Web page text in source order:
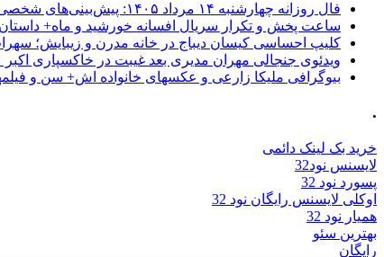
فال روزانه چهارشنبه ۱۴ مرداد ۱۴۰۵: پیش‌بینی‌های شخصی برای امروز
ساعت پخش و تکرار سریال افسانه خورشید و ماه+ داستان
کلیپ احساسی کیسان دیباج در خانه مدرن و زیبایش؛
ویدئوی جنجالی مهران مدیری بعد غیبت در خاکسپاری
بیوگرافی ملیکا زارعی و عکسهای خانواده اش+ سن و
.
خرید بک لینک دائمی
لایسنس نود32
پسورد نود 32
اوکلی لایسنس رایگان نود 32
همیار نود 32
بهترین سئو
رایگان